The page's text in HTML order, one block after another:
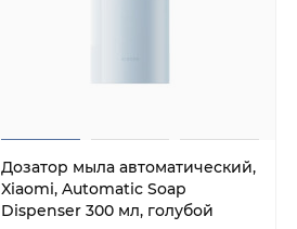
Дозатор мыла автоматический,
Xiaomi, Automatic Soap
Dispenser 300 мл, голубой